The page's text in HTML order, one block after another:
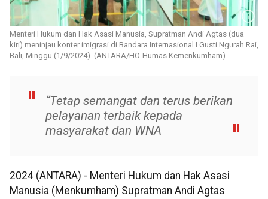
Menteri Hukum dan Hak Asasi Manusia, Supratman Andi Agtas (dua
kiri) meninjau konter imigrasi di Bandara Internasional I Gusti Ngurah Rai,
Bali, Minggu (1/9/2024). (ANTARA/HO-Humas Kemenkumham)
“Tetap semangat dan terus berikan
pelayanan terbaik kepada
masyarakat dan WNA
2024 (ANTARA) - Menteri Hukum dan Hak Asasi
Manusia (Menkumham) Supratman Andi Agtas